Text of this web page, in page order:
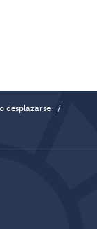
desplazarse